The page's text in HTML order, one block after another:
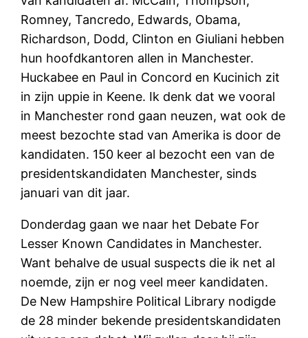
Romney, Tancredo, Edwards, Obama,
Richardson, Dodd, Clinton en Giuliani hebben
hun hoofdkantoren allen in Manchester.
Huckabee en Paul in Concord en Kucinich zit
in zijn uppie in Keene. Ik denk dat we vooral
in Manchester rond gaan neuzen, wat ook de
meest bezochte stad van Amerika is door de
kandidaten. 150 keer al bezocht een van de
presidentskandidaten Manchester, sinds
januari van dit jaar.
Donderdag gaan we naar het Debate For
Lesser Known Candidates in Manchester.
Want behalve de usual suspects die ik net al
noemde, zijn er nog veel meer kandidaten.
De New Hampshire Political Library nodigde
de 28 minder bekende presidentskandidaten